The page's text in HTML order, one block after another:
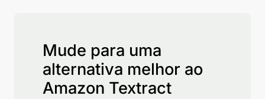
Mude para uma
alternativa melhor ao
Amazon Textract